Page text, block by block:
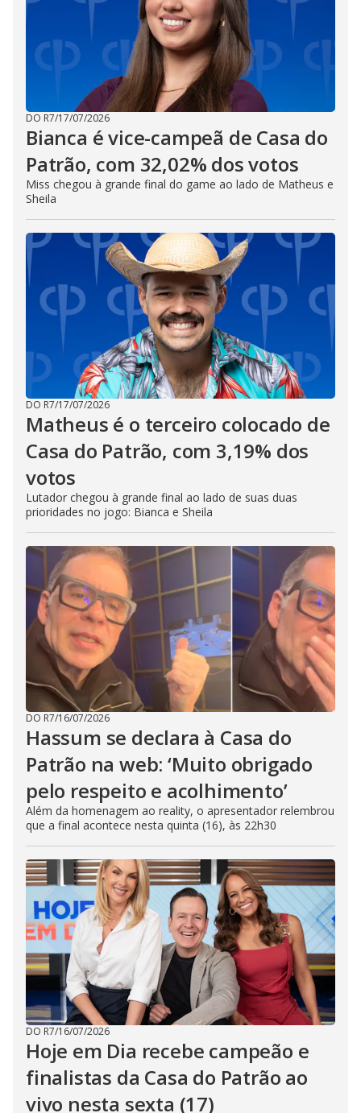
DO R7/17/07/2026
Bianca é vice-campeã de Casa do
Patrão, com 32,02% dos votos
Miss chegou à grande final do game ao lado de Matheus e
Sheila
DO R7/17/07/2026
Matheus é o terceiro colocado de
Casa do Patrão, com 3,19% dos
votos
Lutador chegou à grande final ao lado de suas duas
prioridades no jogo: Bianca e Sheila
DO R7/16/07/2026
Hassum se declara à Casa do
Patrão na web: ‘Muito obrigado
pelo respeito e acolhimento’
Além da homenagem ao reality, o apresentador relembrou
que a final acontece nesta quinta (16), às 22h30
DO R7/16/07/2026
Hoje em Dia recebe campeão e
finalistas da Casa do Patrão ao
vivo nesta sexta (17)